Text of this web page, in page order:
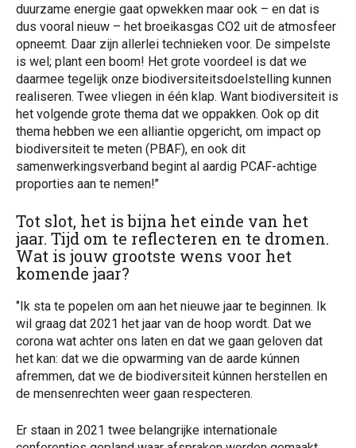
duurzame energie gaat opwekken maar ook – en dat is
dus vooral nieuw – het broeikasgas CO2 uit de atmosfeer
opneemt. Daar zijn allerlei technieken voor. De simpelste
is wel; plant een boom! Het grote voordeel is dat we
daarmee tegelijk onze biodiversiteitsdoelstelling kunnen
realiseren. Twee vliegen in één klap. Want biodiversiteit is
het volgende grote thema dat we oppakken. Ook op dit
thema hebben we een alliantie opgericht, om impact op
biodiversiteit te meten (PBAF), en ook dit
samenwerkingsverband begint al aardig PCAF-achtige
proporties aan te nemen!’’
Tot slot, het is bijna het einde van het
jaar. Tijd om te reflecteren en te dromen.
Wat is jouw grootste wens voor het
komende jaar?
‘’Ik sta te popelen om aan het nieuwe jaar te beginnen. Ik
wil graag dat 2021 het jaar van de hoop wordt. Dat we
corona wat achter ons laten en dat we gaan geloven dat
het kan: dat we die opwarming van de aarde kúnnen
afremmen, dat we de biodiversiteit kúnnen herstellen en
de mensenrechten weer gaan respecteren.
Er staan in 2021 twee belangrijke internationale